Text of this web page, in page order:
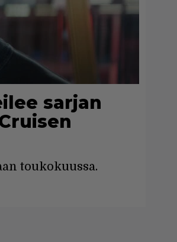
sarjan
toukokuussa.